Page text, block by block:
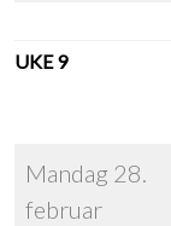
UKE 9
Mandag 28.
februar